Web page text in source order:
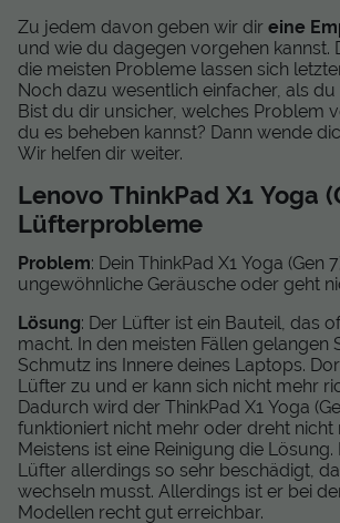
Zu jedem davon geben wir dir eine
und wie du dagegen vorgehen kannst.
die meisten Probleme lassen sich
Noch dazu wesentlich einfacher, als
Bist du dir unsicher, welches Problem
du es beheben kannst? Dann wende
Wir helfen dir weiter.
Lenovo ThinkPad X1 Yoga
Lüfterprobleme
Problem: Dein ThinkPad X1 Yoga (Gen
ungewöhnliche Geräusche oder geht
Lösung: Der Lüfter ist ein Bauteil, das
macht. In den meisten Fällen gelangen
Schmutz ins Innere deines Laptops.
Lüfter zu und er kann sich nicht mehr
Dadurch wird der ThinkPad X1 Yoga
funktioniert nicht mehr oder dreht nicht
Meistens ist eine Reinigung die
Lüfter allerdings so sehr beschädigt,
wechseln musst. Allerdings ist er bei
Modellen recht gut erreichbar.